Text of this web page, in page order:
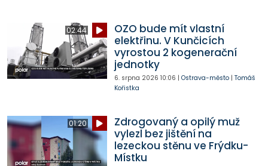
02:44
OZO bude mít vlastní
elektřinu. V Kunčicích
vyrostou 2 kogenerační
jednotky
6. srpna 2026 10:06 | Ostrava-město| Tomáš
Kořistka
01:20
Zdrogovaný a opilý muž
vylezl bez jištění na
lezeckou stěnu ve Frýdku-
Místku